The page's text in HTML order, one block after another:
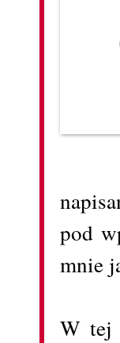
pod
mnie
W tej